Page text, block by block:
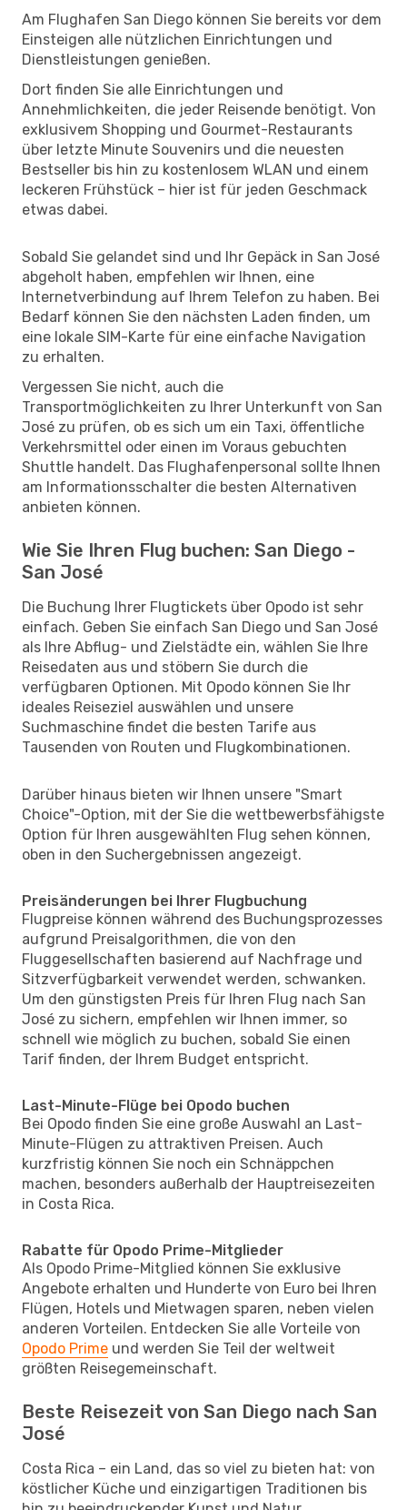
Am Flughafen San Diego können Sie bereits vor dem
Einsteigen alle nützlichen Einrichtungen und
Dienstleistungen genießen.
Dort finden Sie alle Einrichtungen und
Annehmlichkeiten, die jeder Reisende benötigt. Von
exklusivem Shopping und Gourmet-Restaurants
über letzte Minute Souvenirs und die neuesten
Bestseller bis hin zu kostenlosem WLAN und einem
leckeren Frühstück – hier ist für jeden Geschmack
etwas dabei.
Sobald Sie gelandet sind und Ihr Gepäck in San José
abgeholt haben, empfehlen wir Ihnen, eine
Internetverbindung auf Ihrem Telefon zu haben. Bei
Bedarf können Sie den nächsten Laden finden, um
eine lokale SIM-Karte für eine einfache Navigation
zu erhalten.
Vergessen Sie nicht, auch die
Transportmöglichkeiten zu Ihrer Unterkunft von San
José zu prüfen, ob es sich um ein Taxi, öffentliche
Verkehrsmittel oder einen im Voraus gebuchten
Shuttle handelt. Das Flughafenpersonal sollte Ihnen
am Informationsschalter die besten Alternativen
anbieten können.
Wie Sie Ihren Flug buchen: San Diego -
San José
Die Buchung Ihrer Flugtickets über Opodo ist sehr
einfach. Geben Sie einfach San Diego und San José
als Ihre Abflug- und Zielstädte ein, wählen Sie Ihre
Reisedaten aus und stöbern Sie durch die
verfügbaren Optionen. Mit Opodo können Sie Ihr
ideales Reiseziel auswählen und unsere
Suchmaschine findet die besten Tarife aus
Tausenden von Routen und Flugkombinationen.
Darüber hinaus bieten wir Ihnen unsere "Smart
Choice"-Option, mit der Sie die wettbewerbsfähigste
Option für Ihren ausgewählten Flug sehen können,
oben in den Suchergebnissen angezeigt.
Preisänderungen bei Ihrer Flugbuchung
Flugpreise können während des Buchungsprozesses
aufgrund Preisalgorithmen, die von den
Fluggesellschaften basierend auf Nachfrage und
Sitzverfügbarkeit verwendet werden, schwanken.
Um den günstigsten Preis für Ihren Flug nach San
José zu sichern, empfehlen wir Ihnen immer, so
schnell wie möglich zu buchen, sobald Sie einen
Tarif finden, der Ihrem Budget entspricht.
Last-Minute-Flüge bei Opodo buchen
Bei Opodo finden Sie eine große Auswahl an Last-
Minute-Flügen zu attraktiven Preisen. Auch
kurzfristig können Sie noch ein Schnäppchen
machen, besonders außerhalb der Hauptreisezeiten
in Costa Rica.
Rabatte für Opodo Prime-Mitglieder
Als Opodo Prime-Mitglied können Sie exklusive
Angebote erhalten und Hunderte von Euro bei Ihren
Flügen, Hotels und Mietwagen sparen, neben vielen
anderen Vorteilen. Entdecken Sie alle Vorteile von
Opodo Prime und werden Sie Teil der weltweit
größten Reisegemeinschaft.
Beste Reisezeit von San Diego nach San
José
Costa Rica – ein Land, das so viel zu bieten hat: von
köstlicher Küche und einzigartigen Traditionen bis